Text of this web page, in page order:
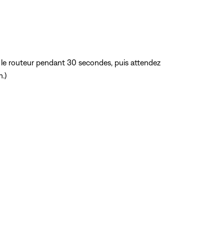
routeur pendant 30 secondes, puis attendez